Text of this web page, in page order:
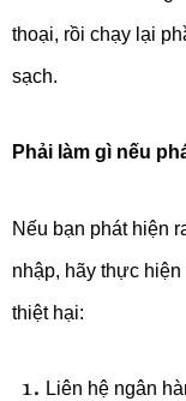
thoại, rồi chạy lại
sạch.
Phải làm gì nếu
Nếu bạn phát hiện
nhập, hãy thực
thiệt hại:
Liên hệ ngân